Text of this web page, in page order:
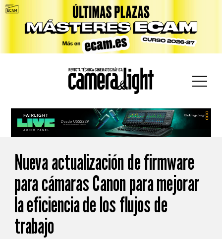
Nueva actualización de firmware
para cámaras Canon para mejorar
la eficiencia de los flujos de
trabajo